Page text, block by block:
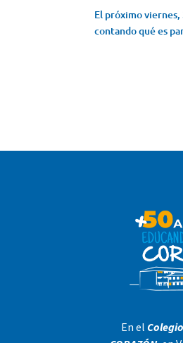
El próximo viernes,
contando qué es
En el